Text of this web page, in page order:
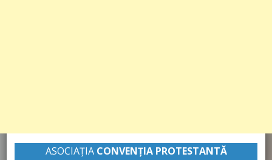
ASOCIAȚIA CONVENŢIA PROTESTANTĂ